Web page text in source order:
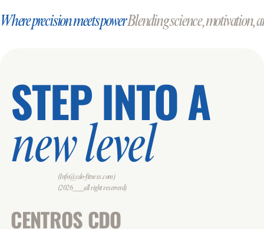
Where precision meets powerBlending science, motivation,
STEP INTO A
new level
(Info@cdo-fitness.com)
(2026___all right reserverd)
CENTROS CDO